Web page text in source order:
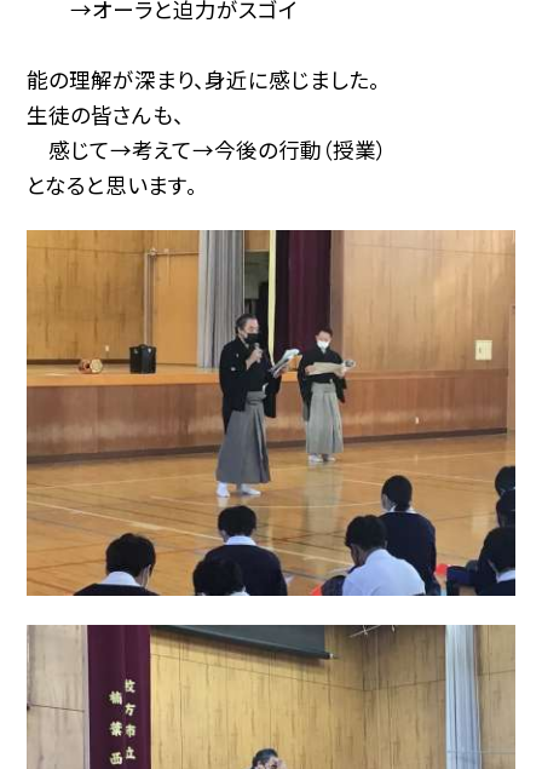
→オーラと迫力がスゴイ
能の理解が深まり、身近に感じました。
生徒の皆さんも、
感じて→考えて→今後の行動（授業）
となると思います。